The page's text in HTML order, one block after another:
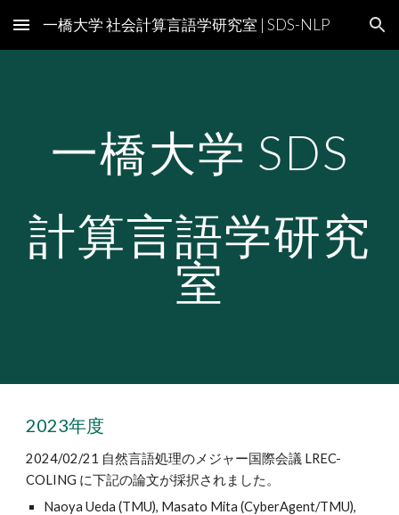
Skip to main content Skip to navigation
一橋大学 社会計算言語学研究室 | SDS-NLP
一橋大学 SDS
計算言語学研究
室
2023年度
2024/02/21 自然言語処理のメジャー国際会議 LREC-
COLING に下記の論文が採択されました。
Naoya Ueda (TMU), Masato Mita (CyberAgent/TMU),